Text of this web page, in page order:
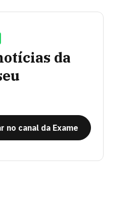
da
no canal da Exame